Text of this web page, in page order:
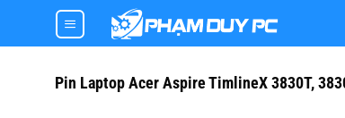
content
Pin Laptop Acer Aspire TimlineX 3830T,